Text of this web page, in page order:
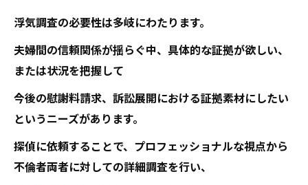
浮気調査の必要性は多岐にわたります。
夫婦間の信頼関係が揺らぐ中、具体的な証拠が欲しい、
または状況を把握して
今後の慰謝料請求、訴訟展開における証拠素材にしたい
というニーズがあります。
探偵に依頼することで、プロフェッショナルな視点から
不倫者両者に対しての詳細調査を行い、